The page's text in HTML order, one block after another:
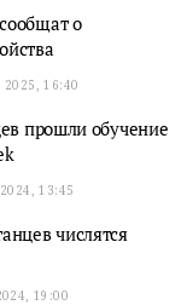
о
16:40
прошли обучение
13:45
числятся
19:00